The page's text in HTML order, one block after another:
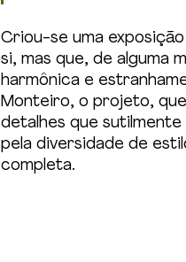
Criou-se uma
si, mas que, de alguma
harmônica e
Monteiro, o projeto, que
detalhes que sutilmente
pela diversidade de
completa.